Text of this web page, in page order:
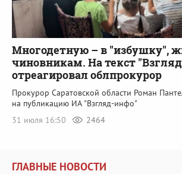
Многодетную – в "избушку",
чиновникам. На текст
отреагировал облпрокурор
Прокурор Саратовской области Роман
на публикацию ИА "Взгляд-инфо"
31 июля 16:50
2464
ГЛАВНЫЕ НОВОСТИ